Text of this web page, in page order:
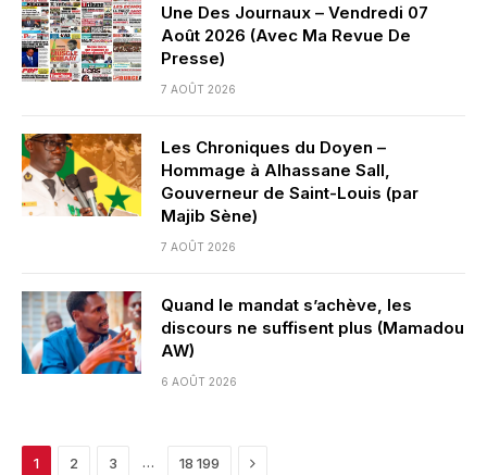
Une Des Journaux – Vendredi 07
Août 2026 (Avec Ma Revue De
Presse)
7 AOÛT 2026
Les Chroniques du Doyen –
Hommage à Alhassane Sall,
Gouverneur de Saint-Louis (par
Majib Sène)
7 AOÛT 2026
Quand le mandat s’achève, les
discours ne suffisent plus (Mamadou
AW)
6 AOÛT 2026
1 2 3 … 18 199 Next